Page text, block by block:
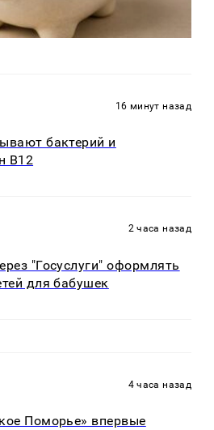
16 минут назад
бактерий и
B12
2 часа назад
"Госуслуги" оформлять
для бабушек
4 часа назад
Поморье» впервые